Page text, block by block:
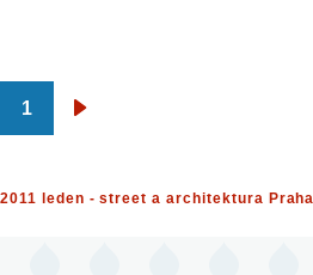
Pagination
1
2011 leden - street a architektura Praha